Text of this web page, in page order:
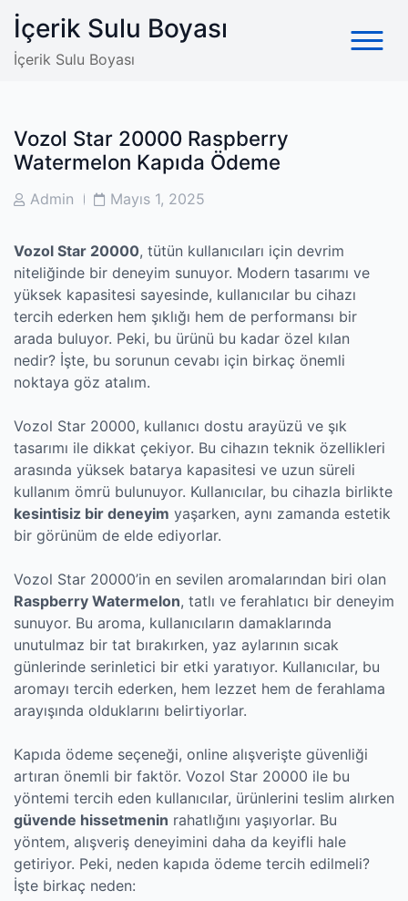
Skip
content
İçerik Sulu Boyası
İçerik Sulu Boyası
Vozol Star 20000 Raspberry
Watermelon Kapıda Ödeme
PostAdmin
PostMayıs 1, 2025
Vozol Star 20000, tütün kullanıcıları için devrim
niteliğinde bir deneyim sunuyor. Modern tasarımı ve
yüksek kapasitesi sayesinde, kullanıcılar bu cihazı
tercih ederken hem şıklığı hem de performansı bir
arada buluyor. Peki, bu ürünü bu kadar özel kılan
nedir? İşte, bu sorunun cevabı için birkaç önemli
noktaya göz atalım.
Vozol Star 20000, kullanıcı dostu arayüzü ve şık
tasarımı ile dikkat çekiyor. Bu cihazın teknik özellikleri
arasında yüksek batarya kapasitesi ve uzun süreli
kullanım ömrü bulunuyor. Kullanıcılar, bu cihazla birlikte
kesintisiz bir deneyim yaşarken, aynı zamanda estetik
bir görünüm de elde ediyorlar.
Vozol Star 20000’in en sevilen aromalarından biri olan
Raspberry Watermelon, tatlı ve ferahlatıcı bir deneyim
sunuyor. Bu aroma, kullanıcıların damaklarında
unutulmaz bir tat bırakırken, yaz aylarının sıcak
günlerinde serinletici bir etki yaratıyor. Kullanıcılar, bu
aromayı tercih ederken, hem lezzet hem de ferahlama
arayışında olduklarını belirtiyorlar.
Kapıda ödeme seçeneği, online alışverişte güvenliği
artıran önemli bir faktör. Vozol Star 20000 ile bu
yöntemi tercih eden kullanıcılar, ürünlerini teslim alırken
güvende hissetmenin rahatlığını yaşıyorlar. Bu
yöntem, alışveriş deneyimini daha da keyifli hale
getiriyor. Peki, neden kapıda ödeme tercih edilmeli?
İşte birkaç neden: